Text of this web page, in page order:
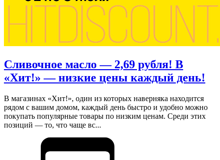
Сливочное масло — 2,69 рубля! В
«Хит!» — низкие цены каждый день!
В магазинах «Хит!», один из которых наверняка находится
рядом с вашим домом, каждый день быстро и удобно можно
покупать популярные товары по низким ценам. Среди этих
позиций — то, что чаще вс...